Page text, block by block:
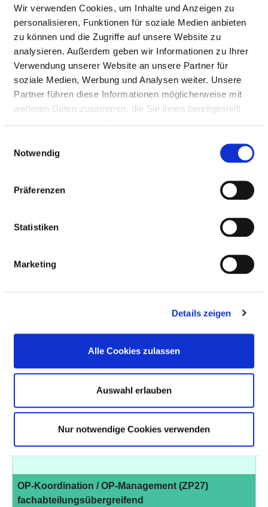
Wir verwenden Cookies, um Inhalte und Anzeigen zu
personalisieren, Funktionen für soziale Medien anbieten
zu können und die Zugriffe auf unsere Website zu
analysieren. Außerdem geben wir Informationen zu Ihrer
Verwendung unserer Website an unsere Partner für
soziale Medien, Werbung und Analysen weiter. Unsere
Partner führen diese Informationen möglicherweise mit
weiteren Daten zusammen, die Sie ihnen bereitgestellt
Notwendig
Präferenzen
Statistiken
Marketing
Details zeigen
Alle Cookies zulassen
Auswahl erlauben
Nur notwendige Cookies verwenden
PFLEGERISCHE FACHEXPERTISE
Pflege in der Onkologie (PQ07)
fachabteilungsübergreifend
Praxisanleitung (PQ20)
Pflege im Operationsdienst (PQ08)
Hygienefachkraft (PQ13)
Pädiatrische Intensiv- und Anästhesiepflege (PQ09)
Leitung einer Station / eines Bereiches (PQ05)
Notfallpflege (PQ12)
fachabteilungsübergreifend
Schmerzmanagement (ZP14)
fachabteilungsübergreifend
Wundmanagement (ZP16)
OP-Koordination / OP-Management (ZP27)
fachabteilungsübergreifend